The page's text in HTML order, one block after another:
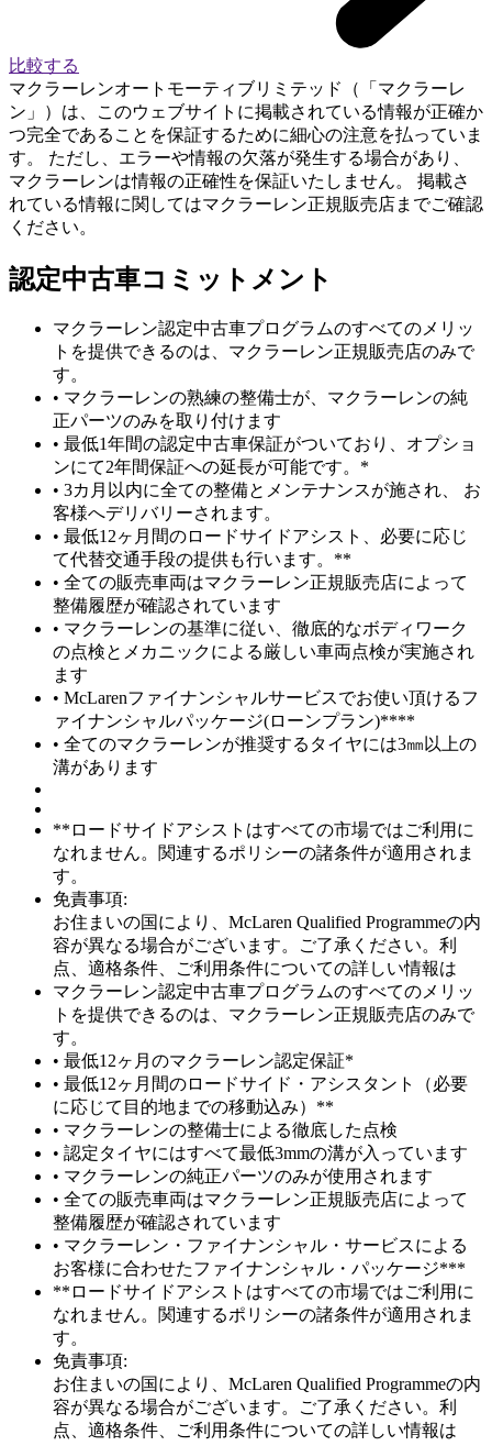
比較する
マクラーレンオートモーティブリミテッド（「マクラーレ
ン」）は、このウェブサイトに掲載されている情報が正確か
つ完全であることを保証するために細心の注意を払っていま
す。 ただし、エラーや情報の欠落が発生する場合があり、
マクラーレンは情報の正確性を保証いたしません。 掲載さ
れている情報に関してはマクラーレン正規販売店までご確認
ください。
認定中古車コミットメント
マクラーレン認定中古車プログラムのすべてのメリッ
トを提供できるのは、マクラーレン正規販売店のみで
す。
• マクラーレンの熟練の整備士が、マクラーレンの純
正パーツのみを取り付けます
• 最低1年間の認定中古車保証がついており、オプショ
ンにて2年間保証への延長が可能です。*
• 3カ月以内に全ての整備とメンテナンスが施され、 お
客様へデリバリーされます。
• 最低12ヶ月間のロードサイドアシスト、必要に応じ
て代替交通手段の提供も行います。**
• 全ての販売車両はマクラーレン正規販売店によって
整備履歴が確認されています
• マクラーレンの基準に従い、徹底的なボディワーク
の点検とメカニックによる厳しい車両点検が実施され
ます
• McLarenファイナンシャルサービスでお使い頂けるフ
ァイナンシャルパッケージ(ローンプラン)****
• 全てのマクラーレンが推奨するタイヤには3㎜以上の
溝があります
**ロードサイドアシストはすべての市場ではご利用に
なれません。関連するポリシーの諸条件が適用されま
す。
免責事項:
お住まいの国により、McLaren Qualified Programmeの内
容が異なる場合がございます。ご了承ください。利
点、適格条件、ご利用条件についての詳しい情報は
マクラーレン認定中古車プログラムのすべてのメリッ
トを提供できるのは、マクラーレン正規販売店のみで
す。
• 最低12ヶ月のマクラーレン認定保証*
• 最低12ヶ月間のロードサイド・アシスタント（必要
に応じて目的地までの移動込み）**
• マクラーレンの整備士による徹底した点検
• 認定タイヤにはすべて最低3mmの溝が入っています
• マクラーレンの純正パーツのみが使用されます
• 全ての販売車両はマクラーレン正規販売店によって
整備履歴が確認されています
• マクラーレン・ファイナンシャル・サービスによる
お客様に合わせたファイナンシャル・パッケージ***
**ロードサイドアシストはすべての市場ではご利用に
なれません。関連するポリシーの諸条件が適用されま
す。
免責事項:
お住まいの国により、McLaren Qualified Programmeの内
容が異なる場合がございます。ご了承ください。利
点、適格条件、ご利用条件についての詳しい情報は